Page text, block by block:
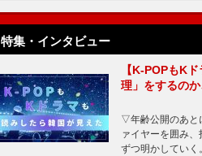
特集・インタビュー
【K-POPもK
理」をするの
▽年齢公開のあ
ァイヤーを囲み
ずつ明かしてい